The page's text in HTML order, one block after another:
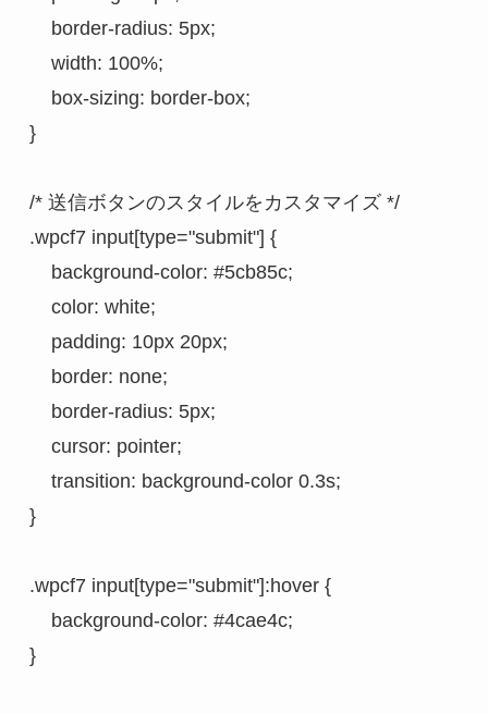
    border-radius: 5px;
    width: 100%;
    box-sizing: border-box;
}
/* 送信ボタンのスタイルをカスタマイズ */
.wpcf7 input[type="submit"] {
    background-color: #5cb85c;
    color: white;
    padding: 10px 20px;
    border: none;
    border-radius: 5px;
    cursor: pointer;
    transition: background-color 0.3s;
}
.wpcf7 input[type="submit"]:hover {
    background-color: #4cae4c;
}